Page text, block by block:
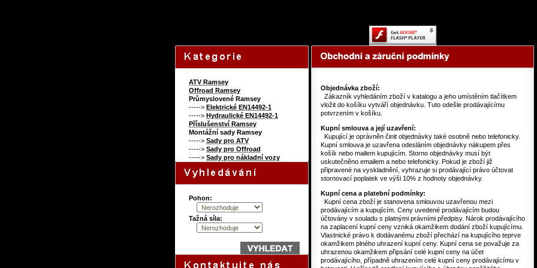
ATV Ramsey
Offroad Ramsey
Průmyslovené Ramsey
-----> Elektrické EN14492-1
-----> Hydraulické EN14492-1
Příslušenství Ramsey
Montážní sady Ramsey
-----> Sady pro ATV
-----> Sady pro Offroad
-----> Sady pro nákladní vozy
Pohon:
Tažná síla:
Objednávka zboží:
Zákazník vyhledáním zboží v katalogu a jeho umístěním tlačítkem
vložit do košíku vytváří objednávku. Tuto odešle prodávajícímu
potvrzením v košíku.
Kupní smlouva a její uzavření:
Kupující je oprávněn činit objednávky také osobně nebo telefonicky.
Kupní smlouva je uzavřena odesláním objednávky nákupem přes
košík nebo mailem kupujícím. Storno objednávky musí být
uskutečněno emailem a nebo telefonicky. Pokud je zboží již
připravené na vyskladnění, vyhrazuje si prodávající právo účtovat
stornovací poplatek ve výši 10% z hodnoty objednávky.
Kupní cena a platební podmínky:
Kupní cena zboží je stanovena smlouvou uzavřenou mezi
prodávajícím a kupujícím. Ceny uvedené prodávajícím budou
účtovány v souladu s platnými právními předpisy. Nárok prodávajícího
na zaplacení kupní ceny vzniká okamžikem dodání zboží kupujícímu.
Vlastnické právo k dodávanému zboží přechází na kupujícího teprve
okamžikem plného uhrazení kupní ceny. Kupní cena se považuje za
uhrazenou okamžikem připsání celé kupní ceny na účet
prodávajícího, případně uhrazením celé kupní ceny prodávajícímu v